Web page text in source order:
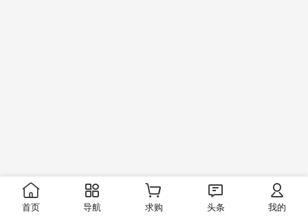
首页 导航 求购 头条 我的